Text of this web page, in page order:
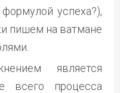
успеха?),
пишем на ватмане
является
всего процесса